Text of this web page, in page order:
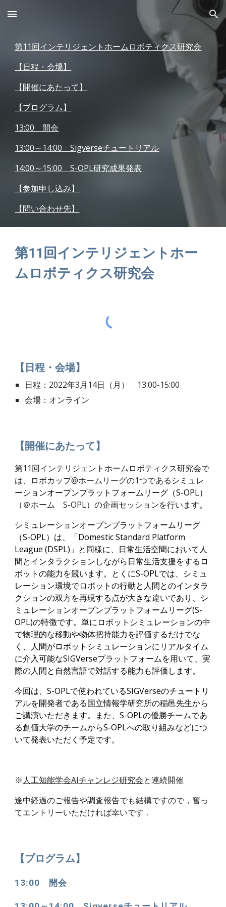
Skip to main content Skip to navigation
第11回インテリジェントホームロボティクス研究会
【日程・会場】
【開催にあたって】
【プログラム】
13:00 開会
13:00～14:00 Sigverseチュートリアル
14:00～15:00 S-OPL研究成果発表
【参加申し込み】
【問い合わせ先】
第11回インテリジェントホー
ムロボティクス研究会
【日程・会場】
日程：2022年3月14日（月 ） 13:00-15:00
会場：オンライン
【開催にあたって】
第11回インテリジェントホームロボティクス研究会で
は、ロボカップ@ホームリーグの1つであるシミュレ
ーションオープンプラットフォームリーグ（S-OPL）
（＠ホーム　S-OPL）の企画セッションを行います。
シミュレーションオープンプラットフォームリーグ
（S-OPL）は、「Domestic Standard Platform
League (DSPL)」と同様に、日常生活空間において人
間とインタラクションしながら日常生活支援をするロ
ボットの能力を競います。とくにS-OPLでは、シミュ
レーション環境でロボットの行動と人間とのインタラ
クションの双方を再現する点が大きな違いであり、シ
ミュレーションオープンプラットフォームリーグ(S-
OPL)の特徴です。単にロボットシミュレーションの中
で物理的な移動や物体把持能力を評価するだけでな
く、人間がロボットシミュレーションにリアルタイム
に介入可能なSIGVerseプラットフォームを用いて、実
際の人間と自然言語で対話する能力も評価します。
今回は、S-OPLで使われているSIGVerseのチュートリ
アルを開発者である国立情報学研究所の稲邑先生から
ご講演いただきます。また、S-OPLの優勝チームであ
る創価大学のチームからS-OPLへの取り組みなどにつ
いて発表いただく予定です。
※人工知能学会AIチャンレジ研究会と連続開催
途中経過のご報告や調査報告でも結構ですので，奮っ
てエントリーいただければ幸いです．
【プログラム】
13:00　開会